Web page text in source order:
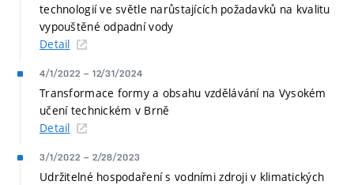
technologií ve světle narůstajících požadavků na kvalitu
vypouštěné odpadní vody
Detail
4/1/2022 – 12/31/2024
Transformace formy a obsahu vzdělávání na Vysokém
učení technickém v Brně
Detail
3/1/2022 – 2/28/2023
Udržitelné hospodaření s vodními zdroji v klimatických